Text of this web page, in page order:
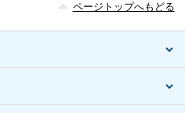
ページトップへもどる